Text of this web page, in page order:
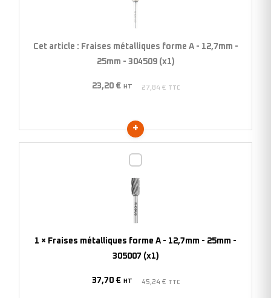
-
Cet article : Fraises métalliques forme A - 12,7mm -
25mm - 304509 (x1)
23,20 € HT 27,84 € TTC
forme
-
1 × Fraises métalliques forme A - 12,7mm - 25mm -
305007 (x1)
37,70 € HT 45,24 € TTC